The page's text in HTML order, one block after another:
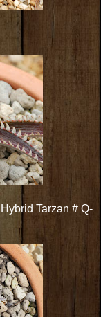
Tarzan # Q-